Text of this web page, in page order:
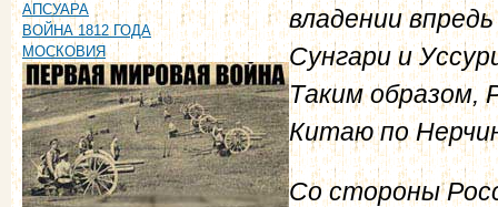
АПСУАРА
ВОЙНА 1812 ГОДА
МОСКОВИЯ
владении
Сунгари и
Таким образом,
Китаю по
Со стороны